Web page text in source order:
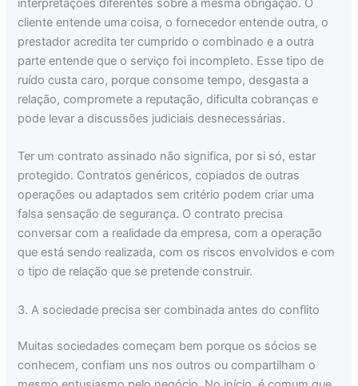
interpretações diferentes sobre a mesma obrigação. O
cliente entende uma coisa, o fornecedor entende outra, o
prestador acredita ter cumprido o combinado e a outra
parte entende que o serviço foi incompleto. Esse tipo de
ruído custa caro, porque consome tempo, desgasta a
relação, compromete a reputação, dificulta cobranças e
pode levar a discussões judiciais desnecessárias.
Ter um contrato assinado não significa, por si só, estar
protegido. Contratos genéricos, copiados de outras
operações ou adaptados sem critério podem criar uma
falsa sensação de segurança. O contrato precisa
conversar com a realidade da empresa, com a operação
que está sendo realizada, com os riscos envolvidos e com
o tipo de relação que se pretende construir.
3. A sociedade precisa ser combinada antes do conflito
Muitas sociedades começam bem porque os sócios se
conhecem, confiam uns nos outros ou compartilham o